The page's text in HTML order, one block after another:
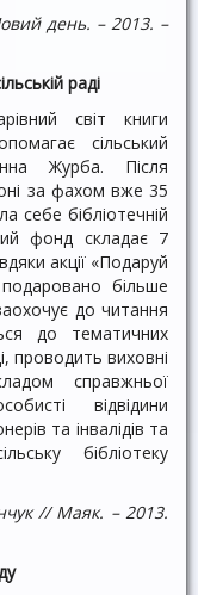
день. – 2013. –
раді
світ книги
сільський
Журба. Після
за фахом вже 35
себе бібліотечній
фонд складає 7
акції «Подаруй
більше
до читання
до тематичних
проводить виховні
справжньої
відвідини
та інвалідів та
бібліотеку
// Маяк. – 2013.